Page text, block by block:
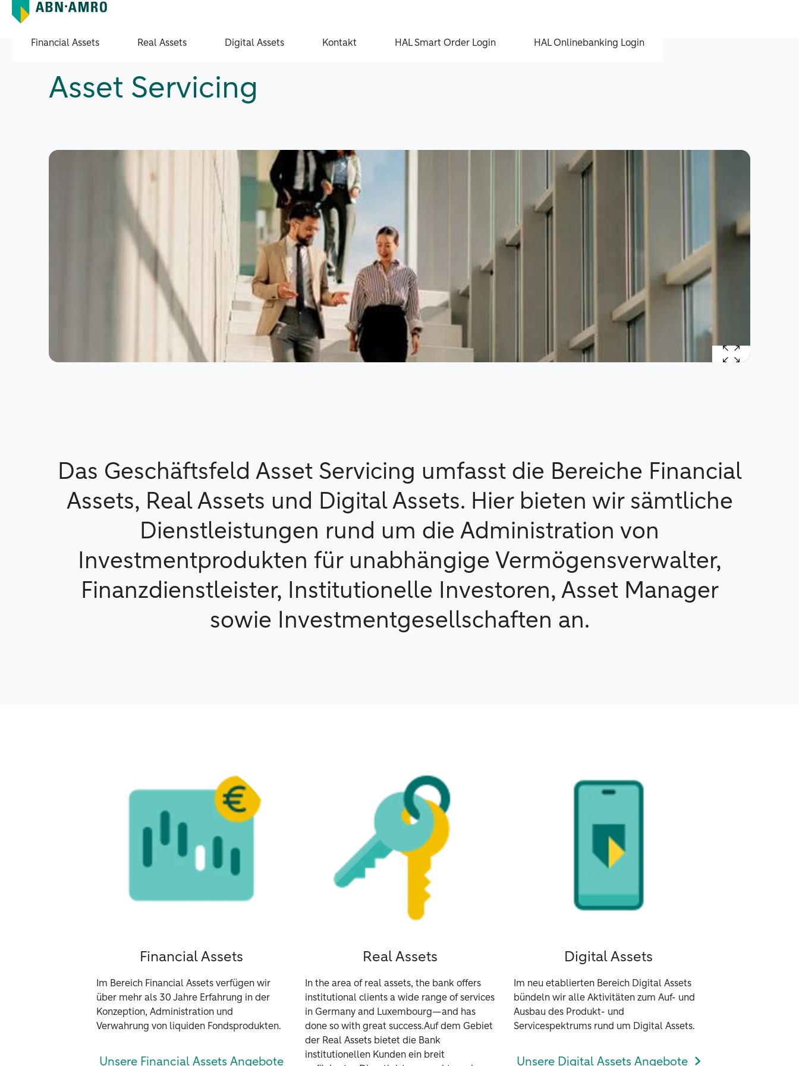
Financial Assets Real Assets Digital Assets Kontakt HAL Smart Order Login HAL Onlinebanking Login
Asset Servicing
Das Geschäftsfeld Asset Servicing umfasst die Bereiche Financial
Assets, Real Assets und Digital Assets. Hier bieten wir sämtliche
Dienstleistungen rund um die Administration von
Investmentprodukten für unabhängige Vermögensverwalter,
Finanzdienstleister, Institutionelle Investoren, Asset Manager
sowie Investmentgesellschaften an.
Financial Assets
Im Bereich Financial Assets verfügen wir
über mehr als 30 Jahre Erfahrung in der
Konzeption, Administration und
Verwahrung von liquiden Fondsprodukten.
Unsere Financial Assets Angebote
Real Assets
In the area of real assets, the bank offers
institutional clients a wide range of services
in Germany and Luxembourg—and has
done so with great success.Auf dem Gebiet
der Real Assets bietet die Bank
institutionellen Kunden ein breit
Digital Assets
Im neu etablierten Bereich Digital Assets
bündeln wir alle Aktivitäten zum Auf- und
Ausbau des Produkt- und
Servicespektrums rund um Digital Assets.
Unsere Digital Assets Angebote